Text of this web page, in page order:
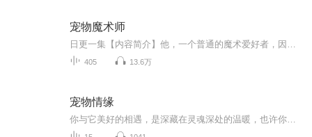
宠物魔术师
405 13.6万
宠物情缘